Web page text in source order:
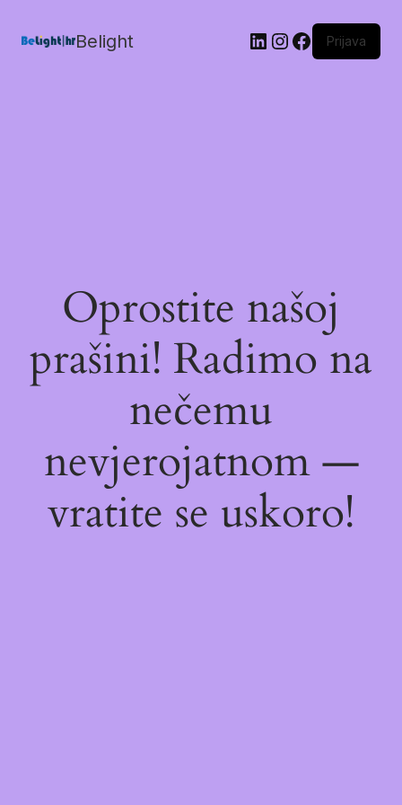
Belight Prijava
Oprostite našoj
prašini! Radimo na
nečemu
nevjerojatnom —
vratite se uskoro!